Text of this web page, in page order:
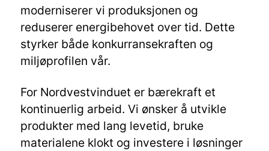
moderniserer vi produksjonen og
reduserer energibehovet over tid. Dette
styrker både konkurransekraften og
miljøprofilen vår.
For Nordvestvinduet er bærekraft et
kontinuerlig arbeid. Vi ønsker å utvikle
produkter med lang levetid, bruke
materialene klokt og investere i løsninger